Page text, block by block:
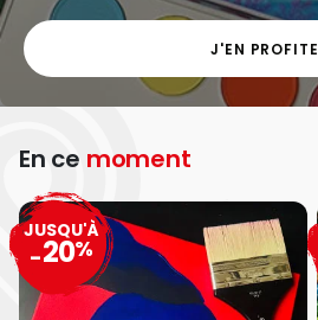
J'EN PROFITE
En ce moment
JUSQU'À
-20%